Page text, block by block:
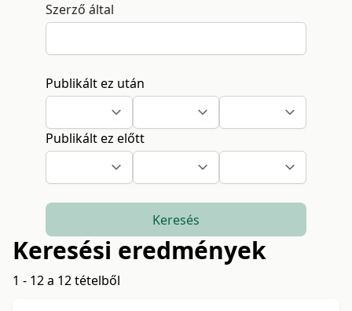
Szerző által
Publikált ez után
Publikált ez előtt
Keresés
Keresési eredmények
1 - 12 a 12 tételből